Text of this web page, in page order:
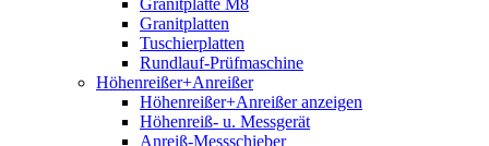
Granitplatte M8
Granitplatten
Tuschierplatten
Rundlauf-Prüfmaschine
Höhenreißer+Anreißer
Höhenreißer+Anreißer anzeigen
Höhenreiß- u. Messgerät
Anreiß-Messschieber